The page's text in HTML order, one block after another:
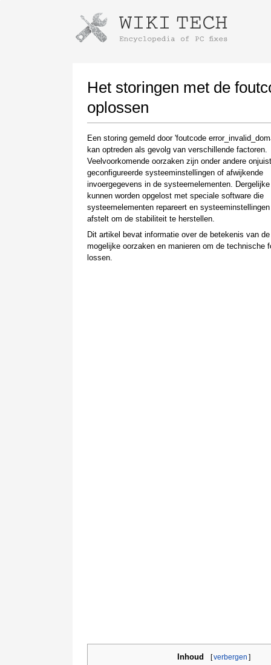
Het storingen met de
oplossen
Een storing gemeld door 'foutcode
kan optreden als gevolg van verschillende factoren.
Veelvoorkomende oorzaken zijn onder andere onjuist
geconfigureerde systeeminstellingen of afwijkende
invoergegevens in de systeemelementen.
kunnen worden opgelost met speciale software die
systeemelementen repareert en
afstelt om de stabiliteit te herstellen.
Dit artikel bevat informatie over de betekenis van
mogelijke oorzaken en manieren om de technische
lossen.
Inhoud [verbergen ]
Instructions for downloading using
Once the download is complete, click on the
downloaded file link